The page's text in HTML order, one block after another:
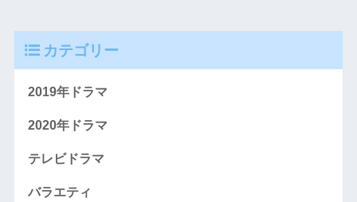
カテゴリー
2019年ドラマ
2020年ドラマ
テレビドラマ
バラエティ